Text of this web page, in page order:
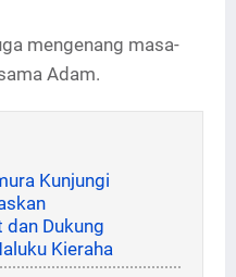
mengenang masa-
Adam.
Kunjungi
Dukung
Kieraha